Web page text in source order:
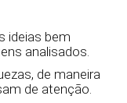
ideias bem
analisados.
de maneira
de atenção.